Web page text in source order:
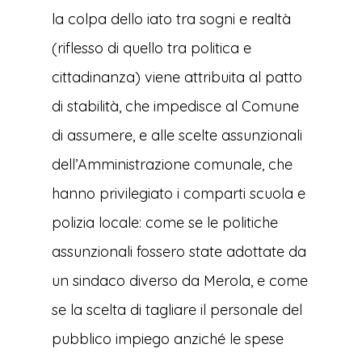
la colpa dello iato tra sogni e realtà
(riflesso di quello tra politica e
cittadinanza) viene attribuita al patto
di stabilità, che impedisce al Comune
di assumere, e alle scelte assunzionali
dell’Amministrazione comunale, che
hanno privilegiato i comparti scuola e
polizia locale: come se le politiche
assunzionali fossero state adottate da
un sindaco diverso da Merola, e come
se la scelta di tagliare il personale del
pubblico impiego anziché le spese